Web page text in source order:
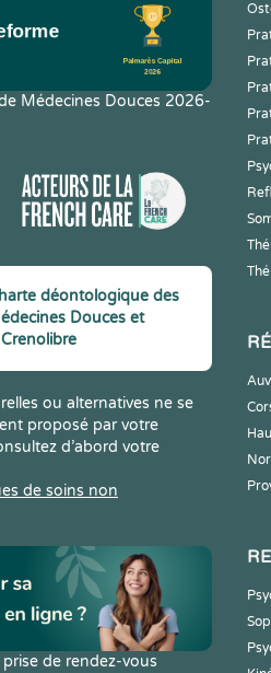
Médecines Douces 2026-
déontologique des
Douces et
ou alternatives ne se
proposé par votre
d’abord votre
de soins non
de rendez-vous